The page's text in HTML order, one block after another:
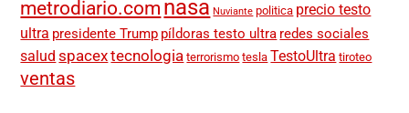
metrodiario.com nasa Nuviante politica precio testo
ultra presidente Trump píldoras testo ultra redes sociales
salud spacextecnologia terrorismo tesla TestoUltra tiroteo
ventas